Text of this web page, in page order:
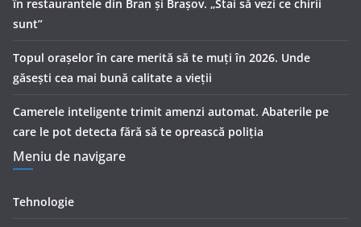
în restaurantele din Bran şi Braşov. „Stai să vezi ce chirii
sunt”
Topul orașelor în care merită să te muți în 2026. Unde
găsești cea mai bună calitate a vieții
Camerele inteligente trimit amenzi automat. Abaterile pe
care le pot detecta fără să te oprească poliția
Meniu de navigare
Tehnologie